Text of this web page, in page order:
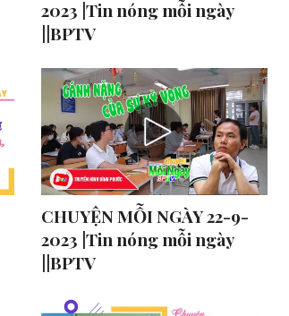
2023 |Tin nóng mỗi ngày
||BPTV
CHUYỆN MỖI NGÀY 22-9-
2023 |Tin nóng mỗi ngày
||BPTV